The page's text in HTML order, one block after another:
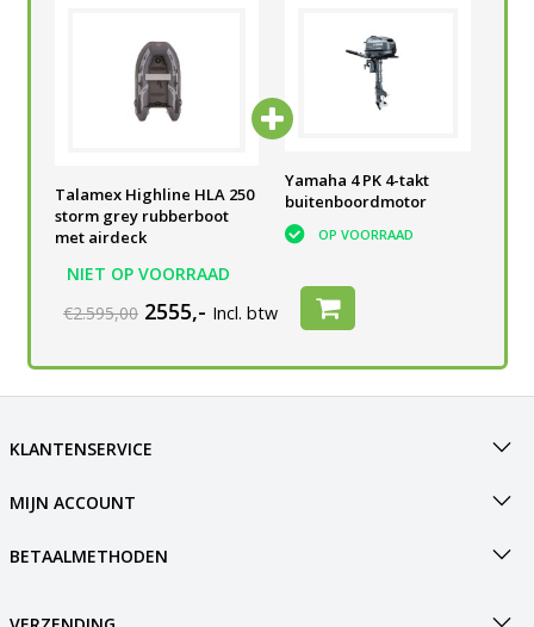
Talamex Highline HLA 250
storm grey rubberboot
met airdeck
NIET OP VOORRAAD
buitenboordmotor
OP VOORRAAD
Yamaha 4 PK 4-takt
buitenboordmotor
OP VOORRAAD
€2.595,00 2555,- Incl. btw
KLANTENSERVICE
MIJN ACCOUNT
BETAALMETHODEN